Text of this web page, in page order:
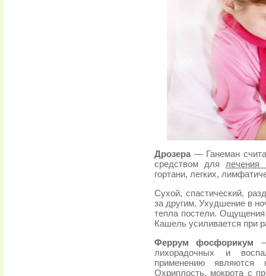
Дрозера — Ганеман
средством для лечения
гортани, легких,
Сухой, спастический,
за другим. Ухудшение в
тепла постели. Ощущения
Кашель усиливается при
Феррум фосфорикум —
лихорадочных и
применению являются
Охриплость, мокрота с